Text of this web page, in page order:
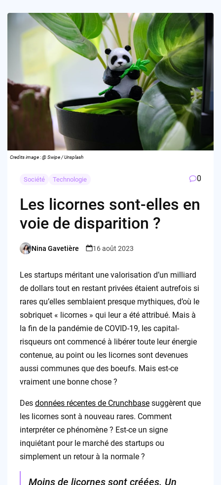
Credits image : @ Swipe / Unsplash
Société Technologie 0
Les licornes sont-elles en
voie de disparition ?
Posted
Nina Gavetière 16 août 2023
Les startups méritant une valorisation d’un milliard
de dollars tout en restant privées étaient autrefois si
rares qu’elles semblaient presque mythiques, d’où le
sobriquet « licornes » qui leur a été attribué. Mais à
la fin de la pandémie de COVID-19, les capital-
risqueurs ont commencé à libérer toute leur énergie
contenue, au point ou les licornes sont devenues
aussi communes que des boeufs. Mais est-ce
vraiment une bonne chose ?
Des données récentes de Crunchbasesuggèrent que
les licornes sont à nouveau rares. Comment
interpréter ce phénomène ? Est-ce un signe
inquiétant pour le marché des startups ou
simplement un retour à la normale ?
Moins de licornes sont créées. Un